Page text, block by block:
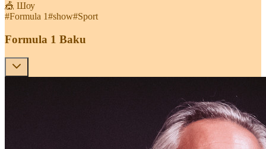
🎪 Шоу
#Formula 1#show#Sport
Formula 1 Baku